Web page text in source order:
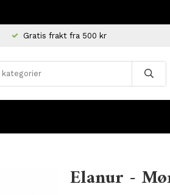
Gratis frakt fra 500 kr
Elanur -